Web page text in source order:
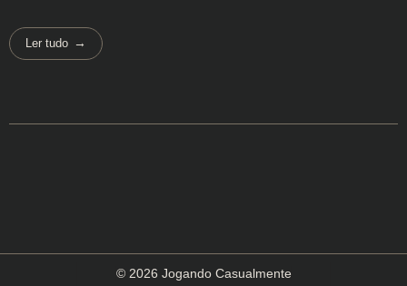
Ler tudo
© 2026 Jogando Casualmente